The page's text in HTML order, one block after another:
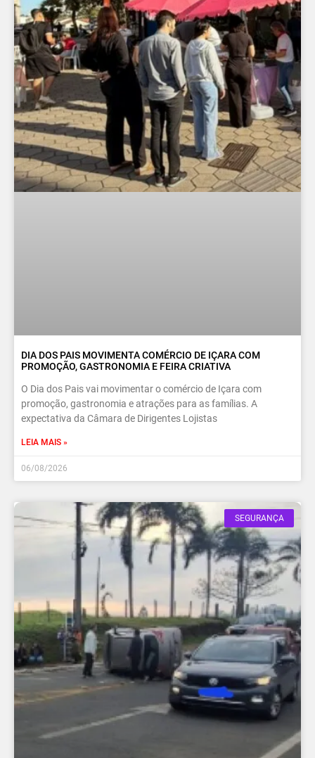
DIA DOS PAIS MOVIMENTA COMÉRCIO DE IÇARA COM
PROMOÇÃO, GASTRONOMIA E FEIRA CRIATIVA
O Dia dos Pais vai movimentar o comércio de Içara com
promoção, gastronomia e atrações para as famílias. A
expectativa da Câmara de Dirigentes Lojistas
LEIA MAIS »
06/08/2026
SEGURANÇA